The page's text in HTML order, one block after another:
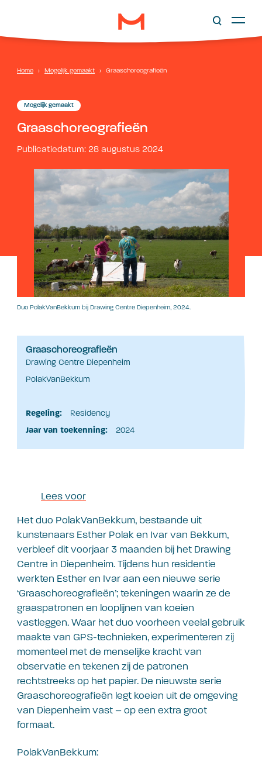
Home › Mogelijk gemaakt › Graaschoreografieën
Mogelijk gemaakt
Graaschoreografieën
Publicatiedatum: 28 augustus 2024
Duo PolakVanBekkum bij Drawing Centre Diepenheim, 2024.
Graaschoreografieën
Drawing Centre Diepenheim
PolakVanBekkum
Regeling:
Residency
Jaar van toekenning:
2024
Lees voor
Het duo PolakVanBekkum, bestaande uit
kunstenaars Esther Polak en Ivar van Bekkum,
verbleef dit voorjaar 3 maanden bij het Drawing
Centre in Diepenheim. Tijdens hun residentie
werkten Esther en Ivar aan een nieuwe serie
‘Graaschoreografieën’; tekeningen waarin ze de
graaspatronen en looplijnen van koeien
vastleggen. Waar het duo voorheen veelal gebruik
maakte van GPS-technieken, experimenteren zij
momenteel met de menselijke kracht van
observatie en tekenen zij de patronen
rechtstreeks op het papier. De nieuwste serie
Graaschoreografieën legt koeien uit de omgeving
van Diepenheim vast – op een extra groot
formaat.
PolakVanBekkum: